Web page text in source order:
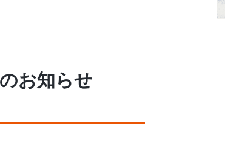
お知らせ